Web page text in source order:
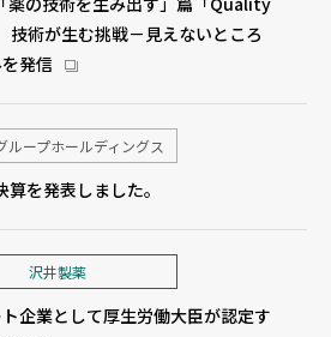
術が生む挑戦－見えないところ
発信 新しいウィンドウで開きます
ループホールディングス
を発表しました。
沢井製薬
企業として厚生労働大臣が認定す